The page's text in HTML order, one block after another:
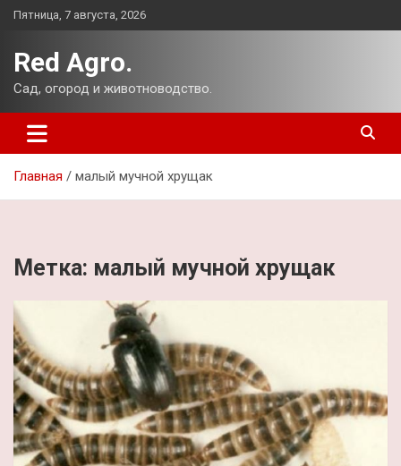
Перейти
Пятница, 7 августа, 2026
Red Agro.
Сад, огород и животноводство.
Главная малый мучной хрущак
Метка: малый мучной хрущак